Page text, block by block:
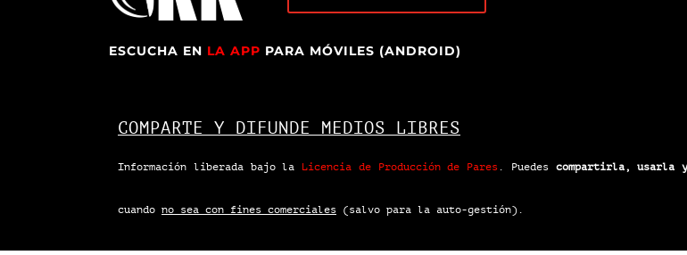
ESCUCHA EN LA APP PARA MÓVILES (ANDROID)
COMPARTE Y DIFUNDE MEDIOS LIBRES
Información liberada bajo la Licencia de Producción de Pares . Puedes compartirla, usarla
cuando no sea con fines comerciales (salvo para la auto-gestión).